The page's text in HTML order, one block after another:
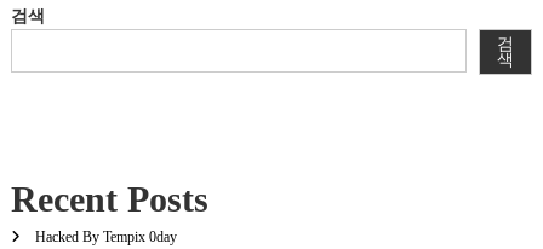
검색
검
색
Recent Posts
Hacked By Tempix 0day